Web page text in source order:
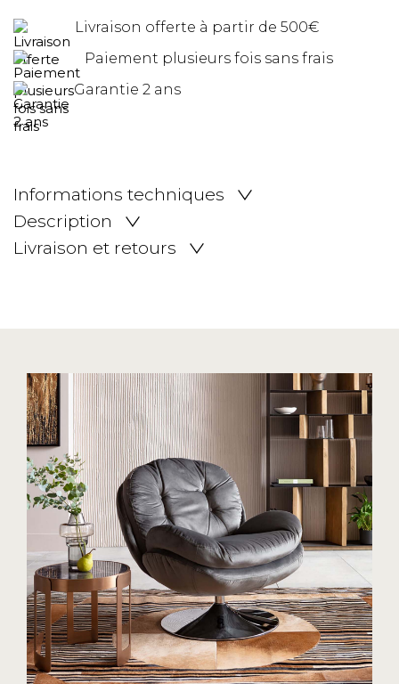
Livraison offerte à partir de 500€
Paiement plusieurs fois sans frais
Garantie 2 ans
Informations techniques
Description
Livraison et retours